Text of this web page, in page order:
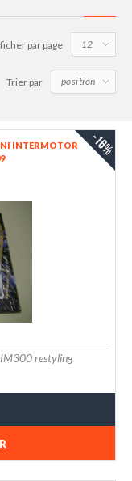
par page
Trier par
INTERMOTOR
-16%
restyling